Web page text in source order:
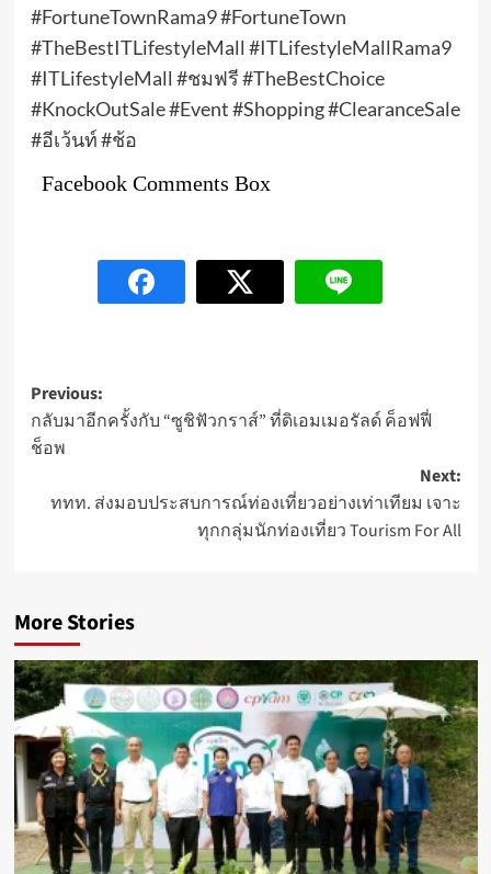
#FortuneTownRama9 #FortuneTown
#TheBestITLifestyleMall #ITLifestyleMallRama9
#ITLifestyleMall #ชมฟรี #TheBestChoice
#KnockOutSale #Event #Shopping #ClearanceSale
#อีเว้นท์ #ช้อ
Facebook Comments Box
Post
navigation
Previous:
กลับมาอีกครั้งกับ “ซูชิฟัวกราส์” ที่ดิเอมเมอรัลด์ ค็อฟฟี่
ช็อพ
Next:
ททท. ส่งมอบประสบการณ์ท่องเที่ยวอย่างเท่าเทียม เจาะ
ทุกกลุ่มนักท่องเที่ยว Tourism For All
More Stories